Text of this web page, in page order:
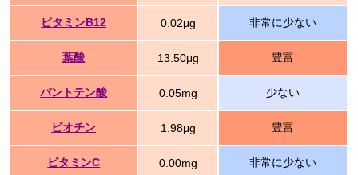
ビタミンB12 0.02μg 非常に少ない
葉酸 13.50μg 豊富
パントテン酸 0.05mg 少ない
ビオチン 1.98μg 豊富
ビタミンC 0.00mg 非常に少ない